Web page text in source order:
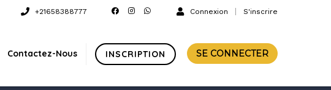
Connexion S'inscrire
+21658388777
INSCRIPTION SE CONNECTER
Contactez-Nous